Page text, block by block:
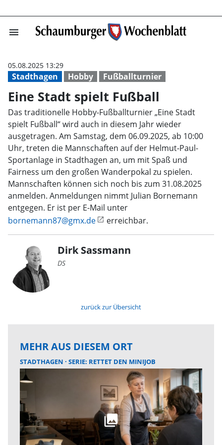
menu Eine Stadt
Stadthagen Hobby Fußballturnier
05.08.2025 13:29
Eine Stadt spielt Fußball
Das traditionelle Hobby-Fußballturnier „Eine Stadt
spielt Fußball“ wird auch in diesem Jahr wieder
ausgetragen. Am Samstag, dem 06.09.2025, ab 10:00
Uhr, treten die Mannschaften auf der Helmut-Paul-
Sportanlage in Stadthagen an, um mit Spaß und
Fairness um den großen Wanderpokal zu spielen.
Mannschaften können sich noch bis zum 31.08.2025
anmelden. Anmeldungen nimmt Julian Bornemann
entgegen. Er ist per E-Mail unter
bornemann87@gmx.de
erreichbar.
Dirk Sassmann
DS
zurück zur Übersicht
MEHR AUS DIESEM ORT
STADTHAGEN SERIE: RETTET DEN MINIJOB